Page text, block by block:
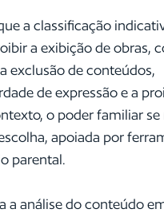
a classificação
a exibição de obras,
exclusão de conteúdos,
de expressão e a
o poder familiar
apoiada por
parental.
a análise do conteúdo